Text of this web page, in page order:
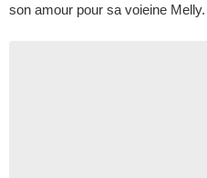
son amour pour sa voieine Melly.